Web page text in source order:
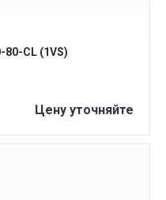
80-CL (1VS)
Цену уточняйте